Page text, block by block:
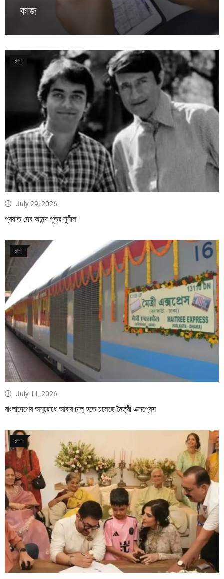
কাজ
দেশ
July 29, 2026
প্রয়াত দেব আনন্দ পুত্র সুনীল
দেশ
July 11, 2026
বাংলাদেশের অনুরোধে আবার চালু হতে চলেছে মৈত্রী এক্সপ্রেস
দেশ